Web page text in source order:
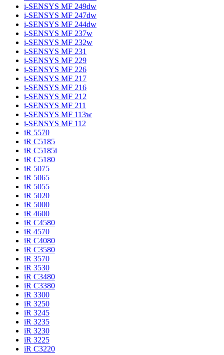
i-SENSYS MF 249dw
i-SENSYS MF 247dw
i-SENSYS MF 244dw
i-SENSYS MF 237w
i-SENSYS MF 232w
i-SENSYS MF 231
i-SENSYS MF 229
i-SENSYS MF 226
i-SENSYS MF 217
i-SENSYS MF 216
i-SENSYS MF 212
i-SENSYS MF 211
i-SENSYS MF 113w
i-SENSYS MF 112
iR 5570
iR C5185
iR C5185i
iR C5180
iR 5075
iR 5065
iR 5055
iR 5020
iR 5000
iR 4600
iR C4580
iR 4570
iR C4080
iR C3580
iR 3570
iR 3530
iR C3480
iR C3380
iR 3300
iR 3250
iR 3245
iR 3235
iR 3230
iR 3225
iR C3220